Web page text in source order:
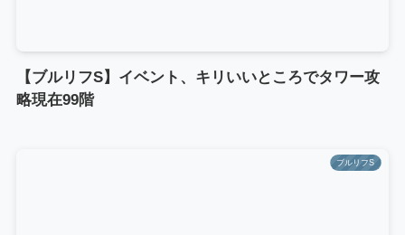
【ブルリフS】イベント、キリいいところでタワー攻
略現在99階
ブルリフS